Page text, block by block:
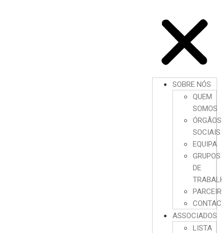
SOBRE NÓS
QUEM
SOMOS
ÓRGÃOS
SOCIAIS
EQUIPA
GRUPOS
DE
ASSOCIADOS
LISTA